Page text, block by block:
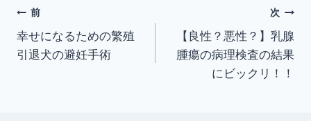
投
稿
前
幸せになるための繁殖
引退犬の避妊手術
次
【良性？悪性？】乳腺
腫瘍の病理検査の結果
にビックリ！！